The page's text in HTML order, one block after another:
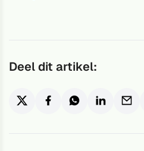
Deel dit artikel: